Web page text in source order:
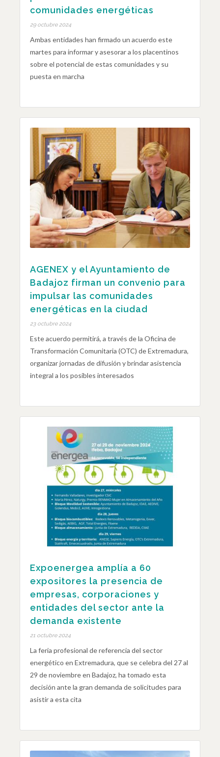
comunidades energéticas
29 octubre 2024
Ambas entidades han firmado un acuerdo este
martes para informar y asesorar a los placentinos
sobre el potencial de estas comunidades y su
puesta en marcha
AGENEX y el Ayuntamiento de
Badajoz firman un convenio para
impulsar las comunidades
energéticas en la ciudad
23 octubre 2024
Este acuerdo permitirá, a través de la Oficina de
Transformación Comunitaria (OTC) de Extremadura,
organizar jornadas de difusión y brindar asistencia
integral a los posibles interesados
Expoenergea amplía a 60
expositores la presencia de
empresas, corporaciones y
entidades del sector ante la
demanda existente
21 octubre 2024
La feria profesional de referencia del sector
energético en Extremadura, que se celebra del 27 al
29 de noviembre en Badajoz, ha tomado esta
decisión ante la gran demanda de solicitudes para
asistir a esta cita